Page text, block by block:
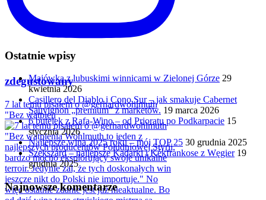
zdegustowany
7 lat temu pisałem o @gerhardwohlmuth
"Bez wątpien
Ostatnie wpisy
Majówka z lubuskimi winnicami w Zielonej Górze 29
kwietnia 2026
Casillero del Diablo i Cono Sur – jak smakuje Cabernet
Sauvignon „premium” z marketów. 19 marca 2026
6 butelek z Rafa-Wino – od Prioratu po Podkarpacie 15
stycznia 2026
Najlepsze wina 2025 roku – mój TOP 25 30 grudnia 2025
Szekszárd – najlepsze Kadarki i Kékfrankose z Węgier 19
grudnia 2025
Najnowsze komentarze